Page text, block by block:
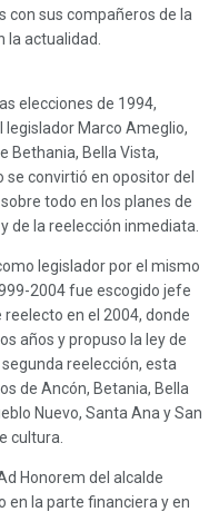
con sus compañeros de la
actualidad.
elecciones de 1994,
Marco Ameglio,
Bethania, Bella Vista,
se convirtió en opositor del
todo en los planes de
de la reelección inmediata.
legislador por el mismo
2004 fue escogido jefe
en el 2004, donde
años y propuso la ley de
reelección, esta
de Ancón, Betania, Bella
Nuevo, Santa Ana y San
cultura.
Honorem del alcalde
en la parte financiera y en